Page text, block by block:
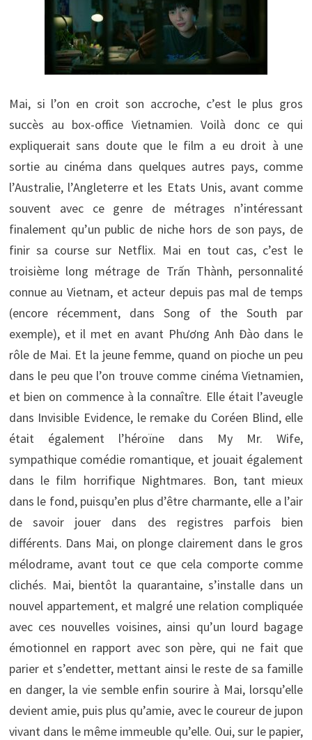
Mai, si l’on en croit son accroche, c’est le plus gros
succès au box-office Vietnamien. Voilà donc ce qui
expliquerait sans doute que le film a eu droit à une
sortie au cinéma dans quelques autres pays, comme
l’Australie, l’Angleterre et les Etats Unis, avant comme
souvent avec ce genre de métrages n’intéressant
finalement qu’un public de niche hors de son pays, de
finir sa course sur Netflix. Mai en tout cas, c’est le
troisième long métrage de Trấn Thành, personnalité
connue au Vietnam, et acteur depuis pas mal de temps
(encore récemment, dans Song of the South par
exemple), et il met en avant Phương Anh Đào dans le
rôle de Mai. Et la jeune femme, quand on pioche un peu
dans le peu que l’on trouve comme cinéma Vietnamien,
et bien on commence à la connaître. Elle était l’aveugle
dans Invisible Evidence, le remake du Coréen Blind, elle
était également l’héroïne dans My Mr. Wife,
sympathique comédie romantique, et jouait également
dans le film horrifique Nightmares. Bon, tant mieux
dans le fond, puisqu’en plus d’être charmante, elle a l’air
de savoir jouer dans des registres parfois bien
différents. Dans Mai, on plonge clairement dans le gros
mélodrame, avant tout ce que cela comporte comme
clichés. Mai, bientôt la quarantaine, s’installe dans un
nouvel appartement, et malgré une relation compliquée
avec ces nouvelles voisines, ainsi qu’un lourd bagage
émotionnel en rapport avec son père, qui ne fait que
parier et s’endetter, mettant ainsi le reste de sa famille
en danger, la vie semble enfin sourire à Mai, lorsqu’elle
devient amie, puis plus qu’amie, avec le coureur de jupon
vivant dans le même immeuble qu’elle. Oui, sur le papier,